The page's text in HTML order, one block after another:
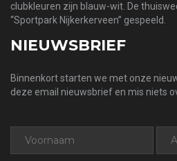
clubkleuren zijn blauw-wit. De
“Sportpark Nijkerkerveen” gespeeld.
NIEUWSBRIEF
Binnenkort starten we met onze
deze email nieuwsbrief en mis niets